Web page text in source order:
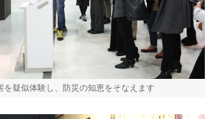
を疑似体験し、防災の知恵をそなえます